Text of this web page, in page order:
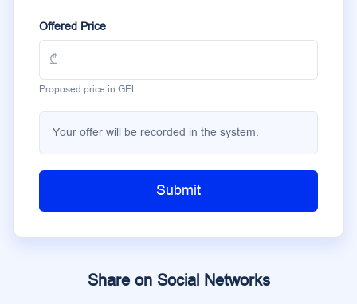
Offered Price
Proposed price in GEL
Your offer will be recorded in the system.
Submit
Share on Social Networks